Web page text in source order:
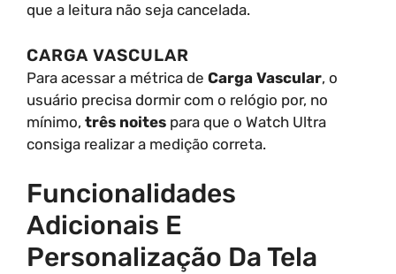
que a leitura não seja cancelada.
CARGA VASCULAR
Para acessar a métrica de Carga Vascular, o
usuário precisa dormir com o relógio por, no
mínimo, três noites para que o Watch Ultra
consiga realizar a medição correta.
Funcionalidades
Adicionais E
Personalização Da Tela